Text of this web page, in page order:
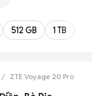
512 GB 1 TB
ZTE Voyage 20 Pro Bà